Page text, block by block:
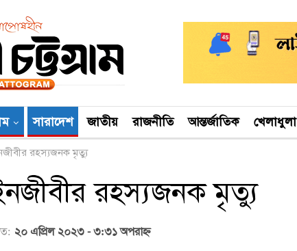
সারাদেশ জাতীয় রাজনীতি আন্তর্জাতিক খেলাধুলা
রহস্যজনক মৃত্যু
রহস্যজনক মৃত্যু
২০ এপ্রিল ২০২৩ - ৩:৩১ অপরাহ্ণ